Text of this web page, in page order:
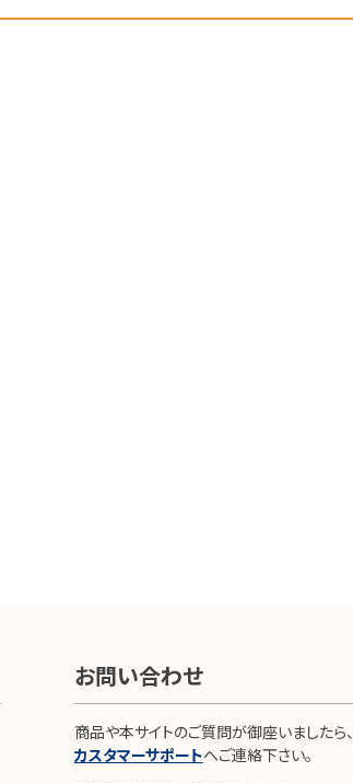
お問い合わせ
商品や本サイトのご質問が御座いましたら、
カスタマーサポートへご連絡下さい。